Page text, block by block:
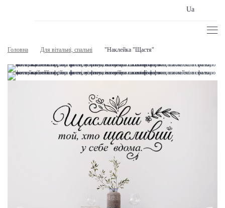
Ua
Головна Для вітальні, спальні "Наклейка "Щастя"